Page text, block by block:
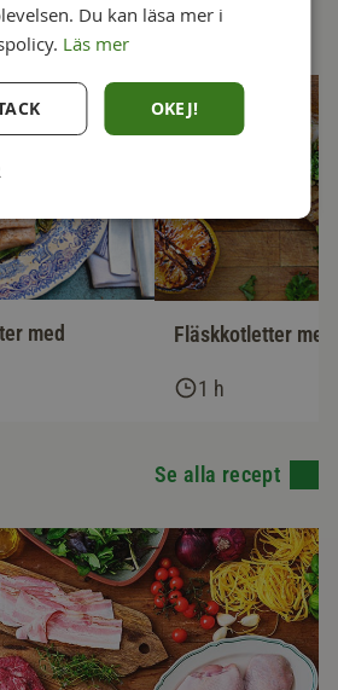
med
Fläskkotletter
1 h
Se alla recept
Du kan läsa mer i
Läs mer
OKEJ!